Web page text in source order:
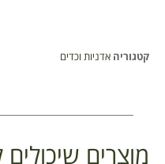
קטגוריה אדניות וכדים
מוצרים